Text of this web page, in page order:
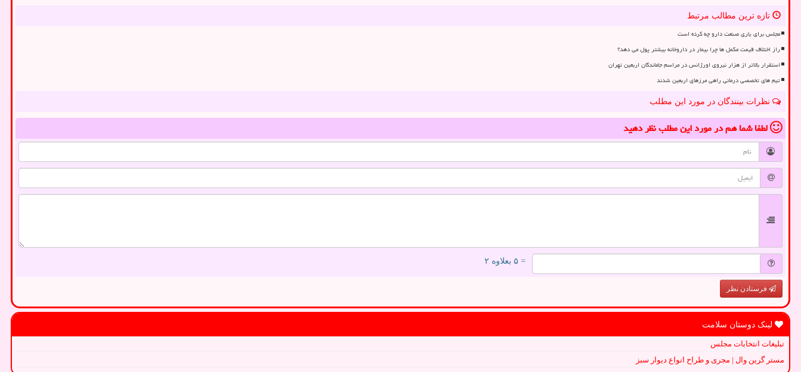
تازه ترین مطالب مرتبط
مجلس برای یاری صنعت دارو چه کرده است
راز اختلاف قیمت مکمل ها چرا بیمار در داروخانه بیشتر پول می دهد؟
استقرار بالاتر از هزار نیروی اورژانس در مراسم جاماندگان اربعین تهران
تیم های تخصصی درمانی راهی مرزهای اربعین شدند
نظرات بینندگان در مورد این مطلب
لطفا شما همدر مورد این مطلبنظر دهید
= ۵ بعلاوه ۲
فرستادن نظر
لینک دوستان سلامت
تبلیغات انتخابات مجلس
مستر گرین وال | مجری و طراح انواع دیوار سبز